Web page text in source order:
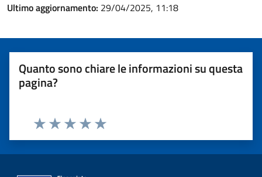
Ultimo aggiornamento: 29/04/2025, 11:18
Quanto sono chiare le informazioni su questa
pagina?
Valuta 5 stelle su 5
Valuta 4 stelle su 5
Valuta 3 stelle su 5
Valuta 2 stelle su 5
Valuta 1 stelle su 5